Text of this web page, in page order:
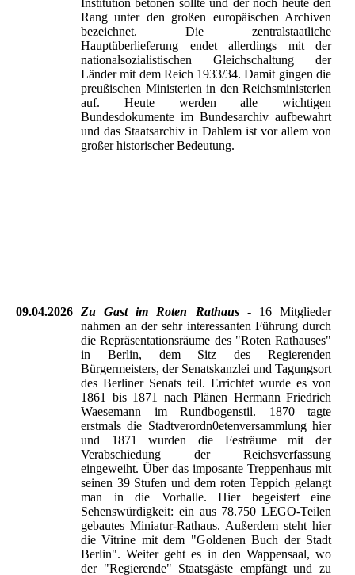
Institution betonen sollte und der noch heute den
Rang unter den großen europäischen Archiven
bezeichnet. Die zentralstaatliche
Hauptüberlieferung endet allerdings mit der
nationalsozialistischen Gleichschaltung der
Länder mit dem Reich 1933/34. Damit gingen die
preußischen Ministerien in den Reichsministerien
auf. Heute werden alle wichtigen
Bundesdokumente im Bundesarchiv aufbewahrt
und das Staatsarchiv in Dahlem ist vor allem von
großer historischer Bedeutung.
09.04.2026 Zu Gast im Roten Rathaus- 16 Mitglieder
nahmen an der sehr interessanten Führung durch
die Repräsentationsräume des "Roten Rathauses"
in Berlin, dem Sitz des Regierenden
Bürgermeisters, der Senatskanzlei und Tagungsort
des Berliner Senats teil. Errichtet wurde es von
1861 bis 1871 nach Plänen Hermann Friedrich
Waesemann im Rundbogenstil. 1870 tagte
erstmals die Stadtverordn0etenversammlung hier
und 1871 wurden die Festräume mit der
Verabschiedung der Reichsverfassung
eingeweiht. Über das imposante Treppenhaus mit
seinen 39 Stufen und dem roten Teppich gelangt
man in die Vorhalle. Hier begeistert eine
Sehenswürdigkeit: ein aus 78.750 LEGO-Teilen
gebautes Miniatur-Rathaus. Außerdem steht hier
die Vitrine mit dem "Goldenen Buch der Stadt
Berlin". Weiter geht es in den Wappensaal, wo
der "Regierende" Staatsgäste empfängt und zu